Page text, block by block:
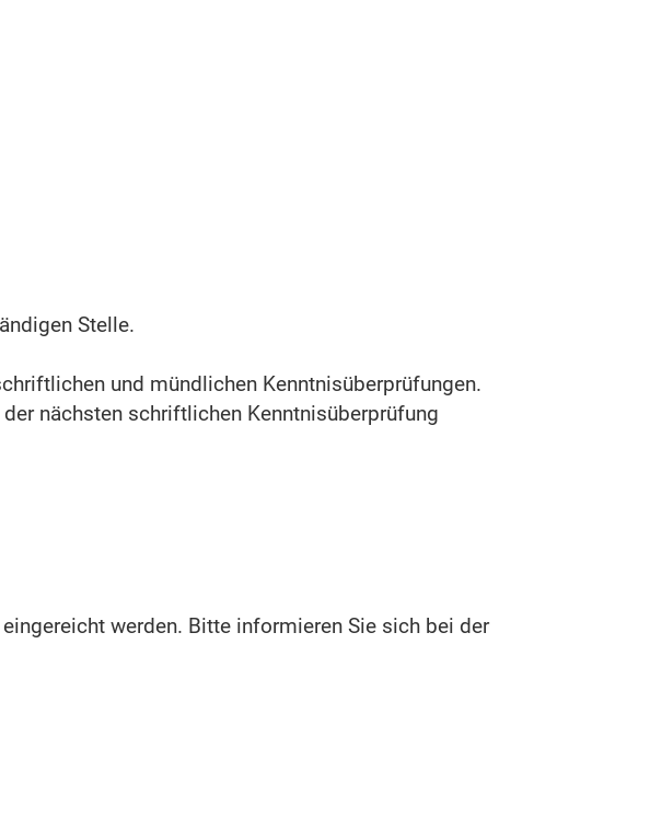
Stelle.
und mündlichen Kenntnisüberprüfungen.
nächsten schriftlichen Kenntnisüberprüfung
werden. Bitte informieren Sie sich bei der